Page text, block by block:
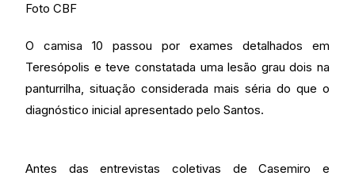
Foto CBF
O camisa 10 passou por exames detalhados em
Teresópolis e teve constatada uma lesão grau dois na
panturrilha, situação considerada mais séria do que o
diagnóstico inicial apresentado pelo Santos.
Antes das entrevistas coletivas de Casemiro e